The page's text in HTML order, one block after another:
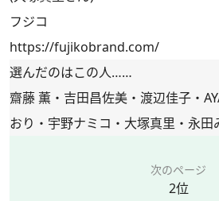
フジコ
https://fujikobrand.com/
選んだのはこの人……
齋藤 薫・吉田昌佐美・渡辺佳子・
おり・宇野ナミコ・大塚真里・永田
次のページ
2位